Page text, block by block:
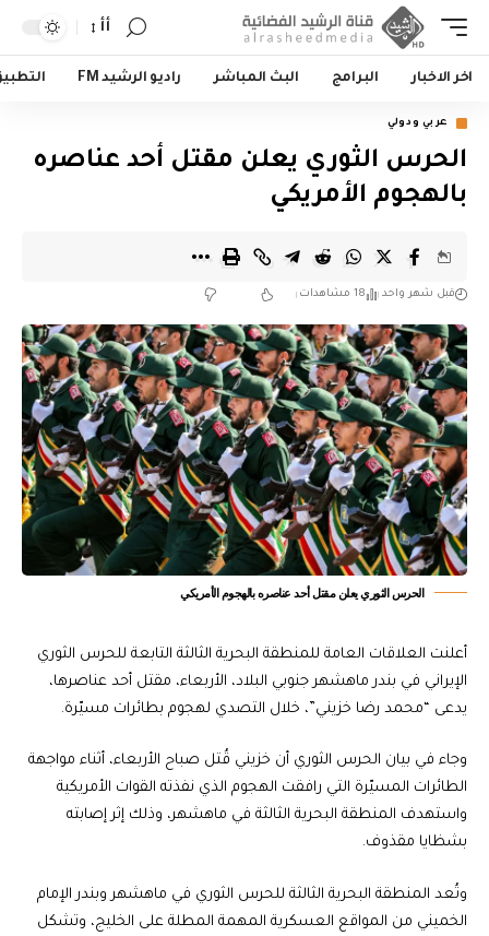
أأ
اخر الاخبار البرامج البث المباشر راديو الرشيد FM
عربي ودولي
الحرس الثوري يعلن مقتل أحد عناصره
بالهجوم الأمريكي
قبل شهر واحد 18 مشاهدات
الحرس الثوري يعلن مقتل أحد عناصره بالهجوم الأمريكي
أعلنت العلاقات العامة للمنطقة البحرية الثالثة التابعة للحرس الثوري
الإيراني في بندر ماهشهر جنوبي البلاد، الأربعاء، مقتل أحد عناصرها،
يدعى “محمد رضا خزيني”، خلال التصدي لهجوم بطائرات مسيّرة.
وجاء في بيان الحرس الثوري أن خزيني قُتل صباح الأربعاء، أثناء مواجهة
الطائرات المسيّرة التي رافقت الهجوم الذي نفذته القوات الأمريكية
واستهدف المنطقة البحرية الثالثة في ماهشهر، وذلك إثر إصابته
بشظايا مقذوف.
وتُعد المنطقة البحرية الثالثة للحرس الثوري في ماهشهر وبندر الإمام
الخميني من المواقع العسكرية المهمة المطلة على الخليج، وتشكل